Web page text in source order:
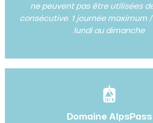
ne peuvent pas être utilisées
consécutive. 1 journée maximum
lundi au dimanche
Domaine AlpsPass